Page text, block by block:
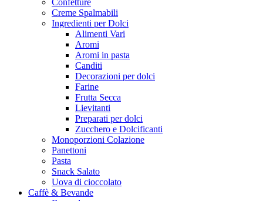
Confetture
Creme Spalmabili
Ingredienti per Dolci
Alimenti Vari
Aromi
Aromi in pasta
Canditi
Decorazioni per dolci
Farine
Frutta Secca
Lievitanti
Preparati per dolci
Zucchero e Dolcificanti
Monoporzioni Colazione
Panettoni
Pasta
Snack Salato
Uova di cioccolato
Caffè & Bevande